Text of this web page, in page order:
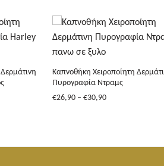
+
Καπνοθήκη Χειροποίητη
Πυρογραφία Ντραμς
€26,90 – €30,90Price